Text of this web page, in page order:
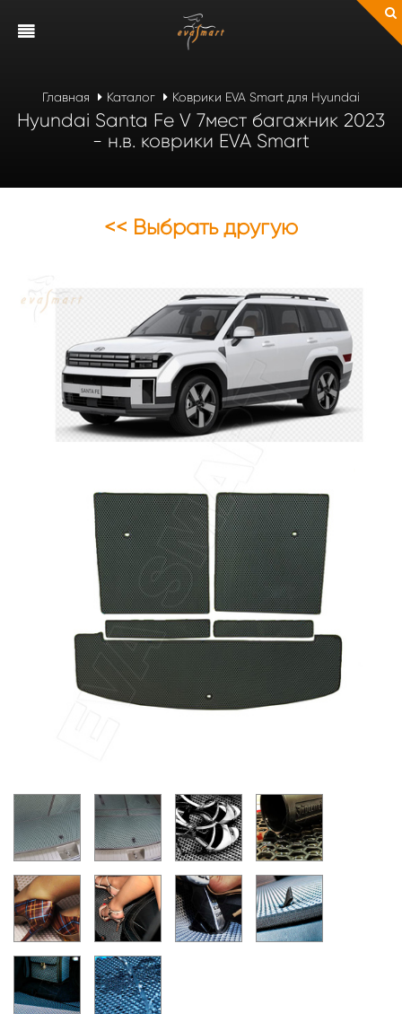
Главная Каталог Коврики EVA Smart для Hyundai
Hyundai Santa Fe V 7мест багажник 2023
- н.в. коврики EVA Smart
<< Выбрать другую